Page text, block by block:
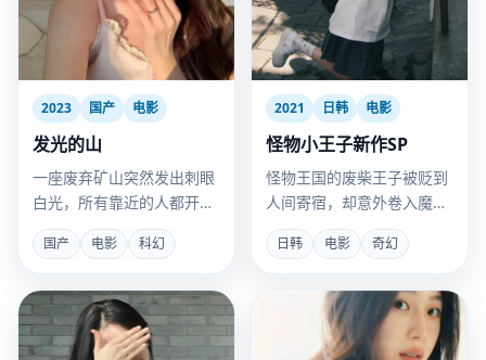
2023 国产 电影
发光的山
一座废弃矿山突然发出刺眼
白光，所有靠近的人都开始
共享通感记忆。
国产 电影 科幻
2021 日韩 电影
怪物小王子新作SP
怪物王国的废柴王子被贬到
人间寄宿，却意外卷入魔王
复活危机。
日韩 电影 奇幻